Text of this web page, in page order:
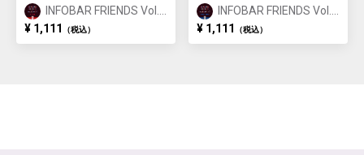
INFOBAR FRIENDS Vol.1
NISHIKIGOI ①
¥ 1,111 （税込）
INFOBAR FRIENDS Vol.1
BUILDING ②
¥ 1,111 （税込）